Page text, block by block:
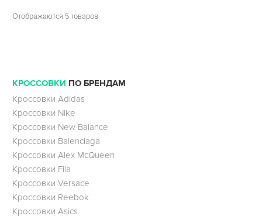
Отображаются 5 товаров
КРОССОВКИ ПО БРЕНДАМ
Кроссовки Adidas
Кроссовки Nike
Кроссовки New Balance
Кроссовки Balenciaga
Кроссовки Alex McQueen
Кроссовки Fila
Кроссовки Versace
Кроссовки Reebok
Кроссовки Asics